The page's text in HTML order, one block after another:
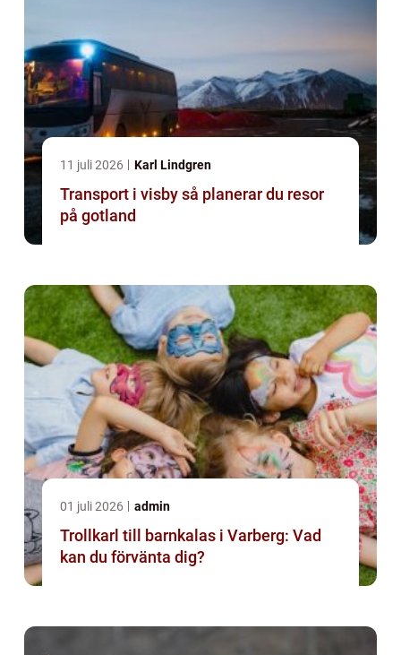
11 juli 2026 Karl Lindgren
Transport i visby så planerar du resor
på gotland
01 juli 2026 admin
Trollkarl till barnkalas i Varberg: Vad
kan du förvänta dig?